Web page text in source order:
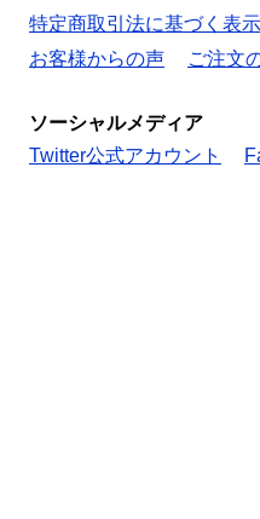
特定商取引法に基づく表示
お客様からの声
ご注文
ソーシャルメディア
Twitter公式アカウント